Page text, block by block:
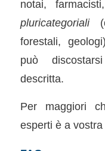
notai,
pluricategoriali
forestali,
può
descritta.
Per maggiori
esperti è a